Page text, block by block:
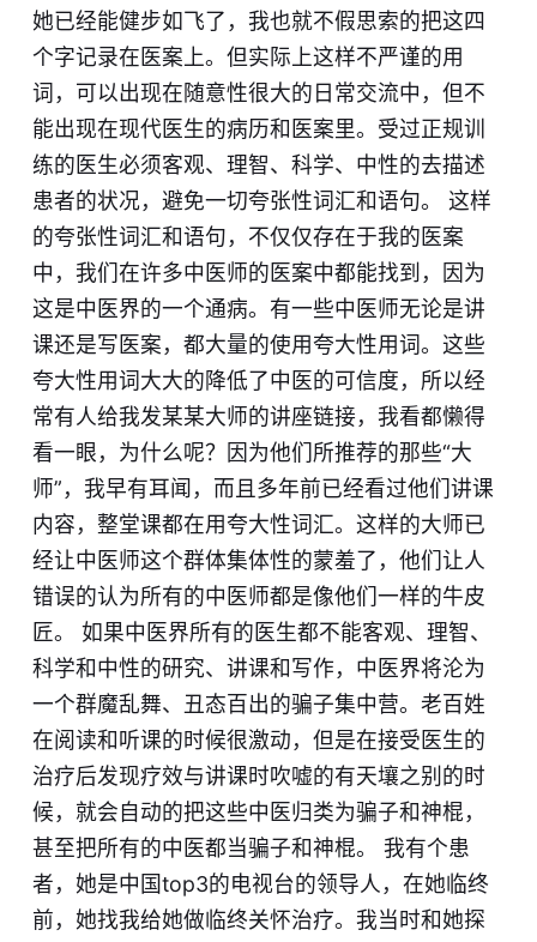
她已经能健步如飞了，我也就不假思索的把这四
个字记录在医案上。但实际上这样不严谨的用
词，可以出现在随意性很大的日常交流中，但不
能出现在现代医生的病历和医案里。受过正规训
练的医生必须客观、理智、科学、中性的去描述
患者的状况，避免一切夸张性词汇和语句。 这样
的夸张性词汇和语句，不仅仅存在于我的医案
中，我们在许多中医师的医案中都能找到，因为
这是中医界的一个通病。有一些中医师无论是讲
课还是写医案，都大量的使用夸大性用词。这些
夸大性用词大大的降低了中医的可信度，所以经
常有人给我发某某大师的讲座链接，我看都懒得
看一眼，为什么呢？因为他们所推荐的那些“大
师”，我早有耳闻，而且多年前已经看过他们讲课
内容，整堂课都在用夸大性词汇。这样的大师已
经让中医师这个群体集体性的蒙羞了，他们让人
错误的认为所有的中医师都是像他们一样的牛皮
匠。 如果中医界所有的医生都不能客观、理智、
科学和中性的研究、讲课和写作，中医界将沦为
一个群魔乱舞、丑态百出的骗子集中营。老百姓
在阅读和听课的时候很激动，但是在接受医生的
治疗后发现疗效与讲课时吹嘘的有天壤之别的时
候，就会自动的把这些中医归类为骗子和神棍，
甚至把所有的中医都当骗子和神棍。 我有个患
者，她是中国top3的电视台的领导人，在她临终
前，她找我给她做临终关怀治疗。我当时和她探